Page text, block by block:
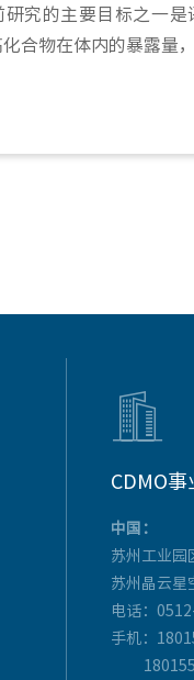
研究的主要目标之一是
合物在体内的暴露量

CDMO
中国：
苏州工业园
苏州晶云星
电话：
手机：